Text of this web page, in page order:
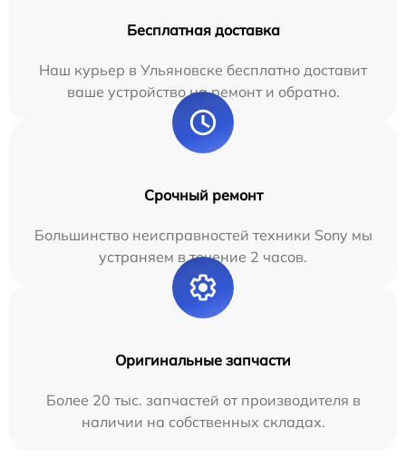
Бесплатная доставка
Наш курьер в Ульяновске бесплатно доставит
ваше устройство на ремонт и обратно.
Срочный ремонт
Большинство неисправностей техники Sony мы
устраняем в течение 2 часов.
Оригинальные запчасти
Более 20 тыс. запчастей от производителя в
наличии на собственных складах.